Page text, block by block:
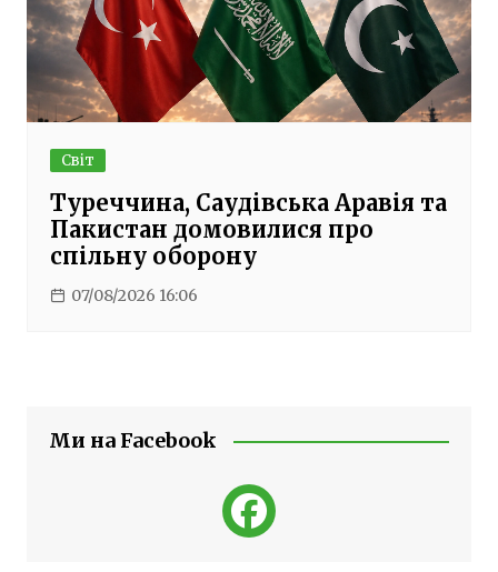
Світ
Туреччина, Саудівська Аравія та
Пакистан домовилися про
спільну оборону
07/08/2026 16:06
Ми на Facebook